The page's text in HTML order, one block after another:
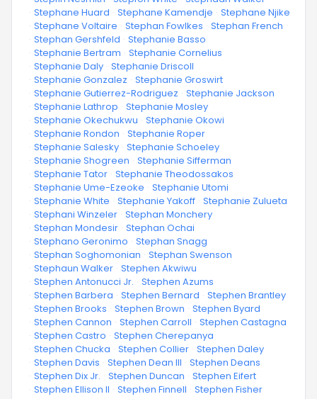
· Stephane Huard · Stephane Kamendje · Stephane Njike
· Stephane Voltaire · Stephan Fowlkes · Stephan French
· Stephan Gershfeld · Stephanie Basso
· Stephanie Bertram · Stephanie Cornelius
· Stephanie Daly · Stephanie Driscoll
· Stephanie Gonzalez · Stephanie Groswirt
· Stephanie Gutierrez-Rodriguez · Stephanie Jackson
· Stephanie Lathrop · Stephanie Mosley
· Stephanie Okechukwu · Stephanie Okowi
· Stephanie Rondon · Stephanie Roper
· Stephanie Salesky · Stephanie Schoeley
· Stephanie Shogreen · Stephanie Sifferman
· Stephanie Tator · Stephanie Theodossakos
· Stephanie Ume-Ezeoke · Stephanie Utomi
· Stephanie White · Stephanie Yakoff · Stephanie Zulueta
· Stephani Winzeler · Stephan Monchery
· Stephan Mondesir · Stephan Ochai
· Stephano Geronimo · Stephan Snagg
· Stephan Soghomonian · Stephan Swenson
· Stephaun Walker · Stephen Akwiwu
· Stephen Antonucci Jr. · Stephen Azums
· Stephen Barbera · Stephen Bernard · Stephen Brantley
· Stephen Brooks · Stephen Brown · Stephen Byard
· Stephen Cannon · Stephen Carroll · Stephen Castagna
· Stephen Castro · Stephen Cherepanya
· Stephen Chucka · Stephen Collier · Stephen Daley
· Stephen Davis · Stephen Dean III · Stephen Deans
· Stephen Dix Jr. · Stephen Duncan · Stephen Eifert
· Stephen Ellison II · Stephen Finnell · Stephen Fisher